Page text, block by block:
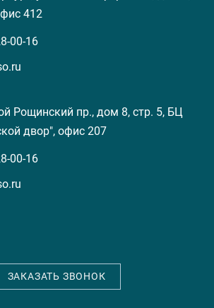
412
00-16
Рощинский пр., дом 8, стр. 5, БЦ
двор", офис 207
00-16
ЗАКАЗАТЬ ЗВОНОК